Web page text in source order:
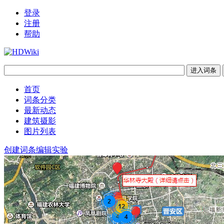
登录
注册
帮助
首页
词条分类
最新动态
建筑摄影
图片列表
创建词条编辑实验